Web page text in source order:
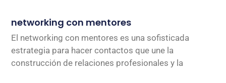
networking con mentores
El networking con mentores es una sofisticada
estrategia para hacer contactos que une la
construcción de relaciones profesionales y la